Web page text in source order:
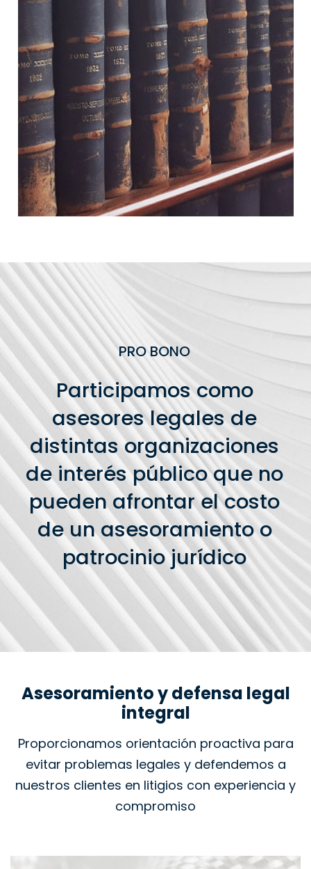
PRO BONO
Participamos como
asesores legales de
distintas organizaciones
de interés público que no
pueden afrontar el costo
de un asesoramiento o
patrocinio jurídico
Asesoramiento y defensa legal
integral
Proporcionamos orientación proactiva para
evitar problemas legales y defendemos a
nuestros clientes en litigios con experiencia y
compromiso